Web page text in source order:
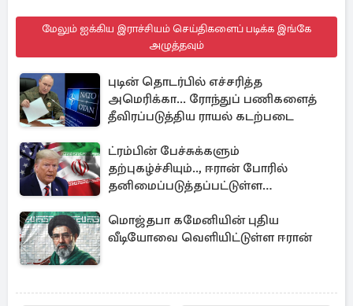
மேலும் ஐக்கிய இராச்சியம் செய்திகளைப் படிக்க இங்கே
அழுத்தவும்
புடின் தொடர்பில் எச்சரித்த
அமெரிக்கா... ரோந்துப் பணிகளைத்
தீவிரப்படுத்திய ராயல் கடற்படை
ட்ரம்பின் பேச்சுக்களும்
தற்புகழ்ச்சியும்.., ஈரான் போரில்
தனிமைப்படுத்தப்பட்டுள்ள
மொஜ்தபா கமேனியின் புதிய
வீடியோவை வெளியிட்டுள்ள ஈரான்